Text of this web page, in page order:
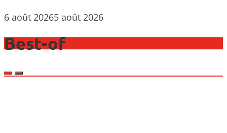
6 août 20265 août 2026
Best-of